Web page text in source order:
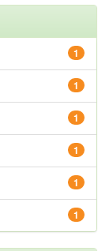
1
1
1
1
1
1